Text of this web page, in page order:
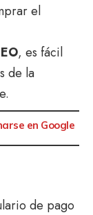
el
, es fácil
de la
en Google
de pago